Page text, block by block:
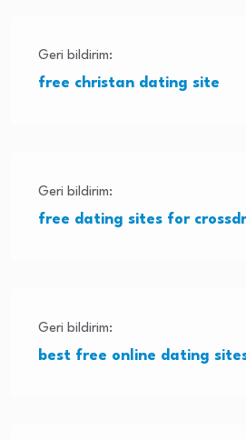
Geri bildirim:
free christan dating site
Geri bildirim:
free dating sites for
Geri bildirim:
best free online dating